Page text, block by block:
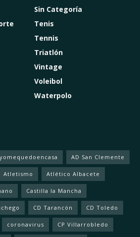
Sin Categoría
Tenis
Tennis
Triatlón
Vintage
Voleibol
Waterpolo
AD San Clemente
Atletismo Atlético Albacete
Castilla la Mancha
CD Tarancón CD Toledo
coronavirus CP Villarrobledo